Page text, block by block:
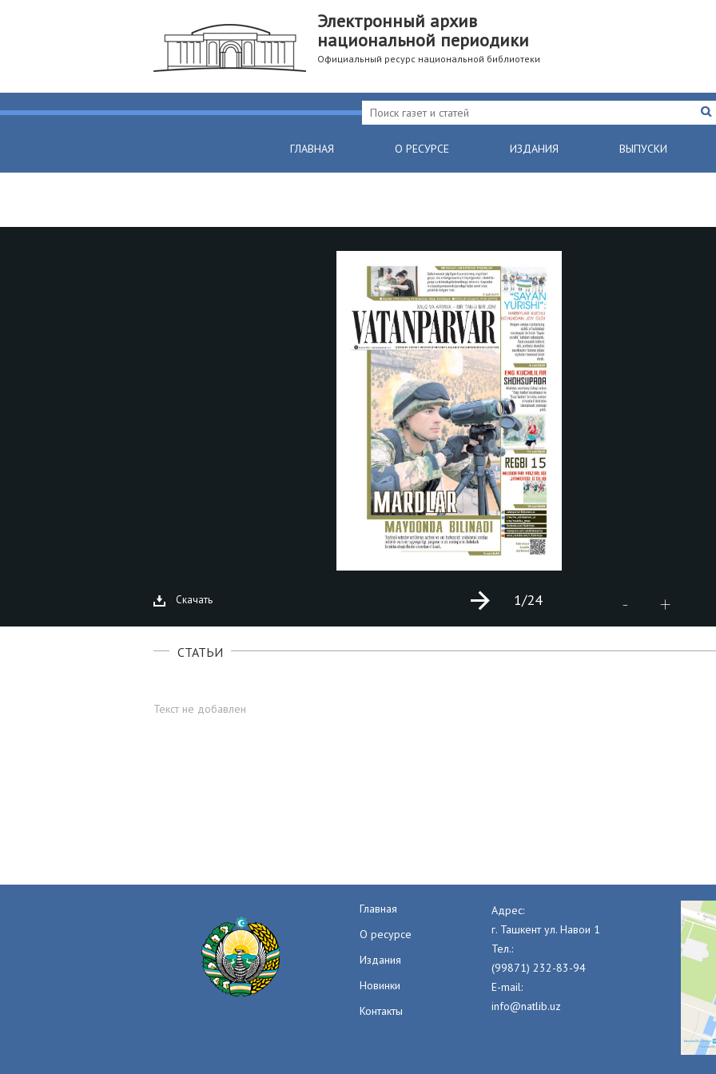
Электронный архив
национальной периодики
Официальный ресурс национальной библиотеки
ГЛАВНАЯ О РЕСУРСЕ ИЗДАНИЯ ВЫПУСКИ
Скачать - +
1/24
СТАТЬИ
Текст не добавлен
Главная
О ресурсе
Издания
Новинки
Контакты
Адрес:
г. Ташкент ул. Навои 1
Тел.:
(99871) 232-83-94
E-mail:
info@natlib.uz